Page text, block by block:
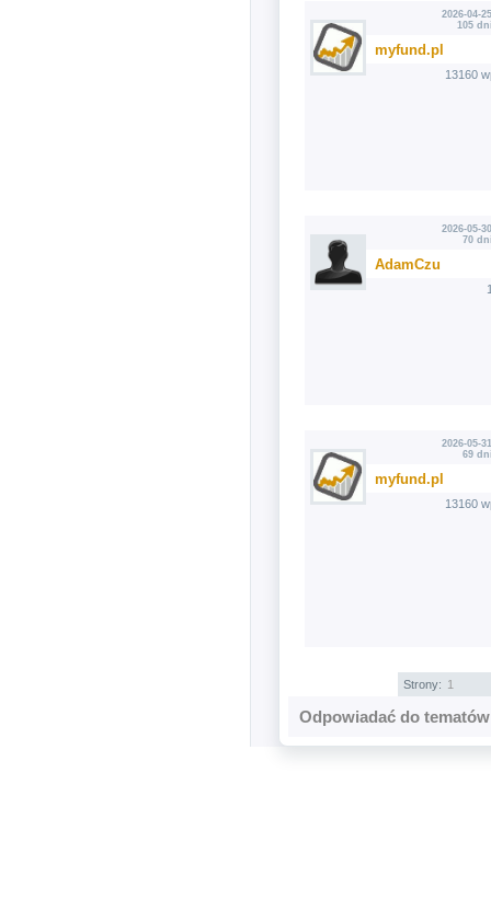
2026-04-
105
myfund.pl
13160
2026-05-
70
AdamCzu
2026-05-
69
myfund.pl
13160
Strony: 1
Odpowiadać do